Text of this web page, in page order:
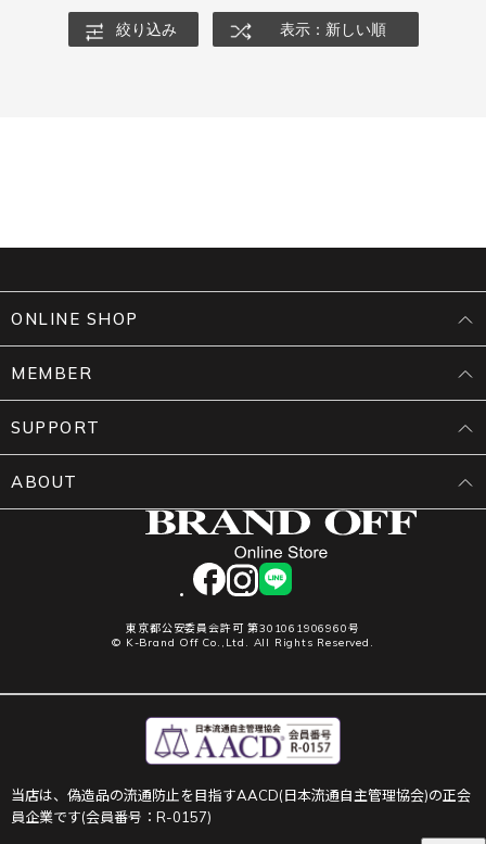
絞り込み 表示：新しい順
facebookinstagram
LINE
東京都公安委員会許可 第301061906960号
© K-Brand Off Co.,Ltd. All Rights Reserved.
ONLINE SHOP
MEMBER
SUPPORT
ABOUT
当店は、偽造品の流通防止を目指すAACD(日本流通自主管理協会)の正会
員企業です(会員番号：R-0157)